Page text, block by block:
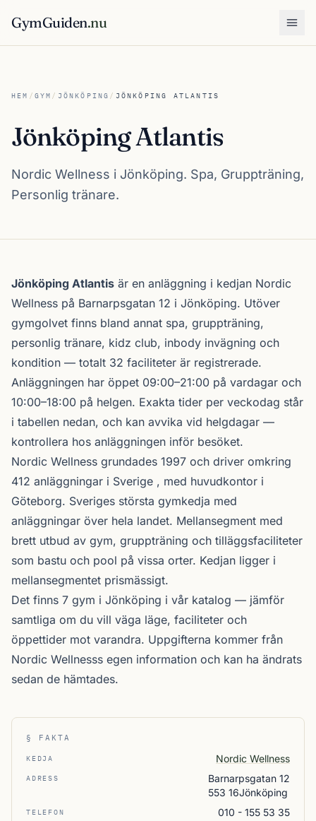
GymGuiden.nu
HEM / GYM / JÖNKÖPING / JÖNKÖPING ATLANTIS
Jönköping Atlantis
Nordic Wellness i Jönköping. Spa, Gruppträning,
Personlig tränare.
Om Jönköping Atlantis
Jönköping Atlantis är en anläggning i kedjan Nordic
Wellness på Barnarpsgatan 12 i Jönköping. Utöver
gymgolvet finns bland annat spa, gruppträning,
personlig tränare, kidz club, inbody invägning och
kondition — totalt 32 faciliteter är registrerade.
Anläggningen har öppet 09:00–21:00 på vardagar och
10:00–18:00 på helgen. Exakta tider per veckodag står
i tabellen nedan, och kan avvika vid helgdagar —
kontrollera hos anläggningen inför besöket.
Nordic Wellness grundades 1997 och driver omkring
412 anläggningar i Sverige , med huvudkontor i
Göteborg. Sveriges största gymkedja med
anläggningar över hela landet. Mellansegment med
brett utbud av gym, gruppträning och tilläggsfaciliteter
som bastu och pool på vissa orter. Kedjan ligger i
mellansegmentet prismässigt.
Det finns 7 gym i Jönköping i vår katalog — jämför
samtliga om du vill väga läge, faciliteter och
öppettider mot varandra. Uppgifterna kommer från
Nordic Wellnesss egen information och kan ha ändrats
sedan de hämtades.
§ FAKTA
KEDJA Nordic Wellness
ADRESS
Barnarpsgatan 12
553 16Jönköping
TELEFON 010 - 155 53 35